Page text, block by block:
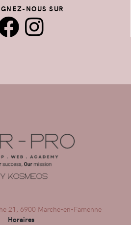
NOUS SUR
21, 6900 Marche-en-Famenne
Horaires